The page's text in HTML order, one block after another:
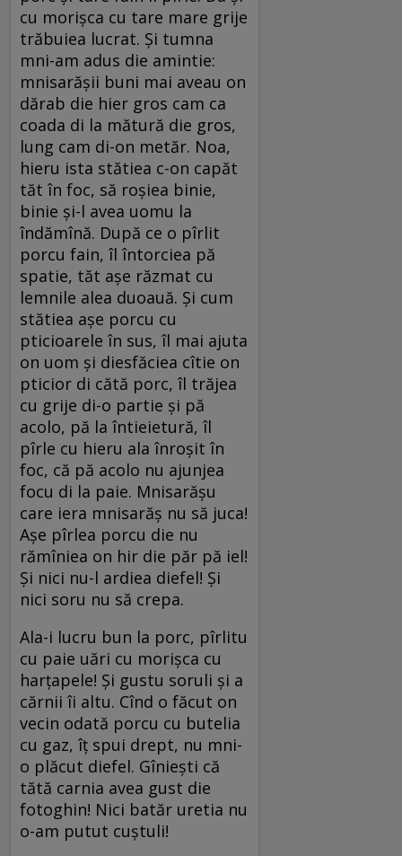
cu morișca cu tare mare grije
trăbuiea lucrat. Și tumna
mni-am adus die amintie:
mnisarășii buni mai aveau on
dărab die hier gros cam ca
coada di la mătură die gros,
lung cam di-on metăr. Noa,
hieru ista stătiea c-on capăt
tăt în foc, să roșiea binie,
binie și-l avea uomu la
îndămînă. După ce o pîrlit
porcu fain, îl întorciea pă
spatie, tăt așe răzmat cu
lemnile alea duoauă. Și cum
stătiea așe porcu cu
pticioarele în sus, îl mai ajuta
on uom și diesfăciea cîtie on
pticior di cătă porc, îl trăjea
cu grije di-o partie și pă
acolo, pă la întieietură, îl
pîrle cu hieru ala înroșit în
foc, că pă acolo nu ajunjea
focu di la paie. Mnisarășu
care iera mnisarăș nu să juca!
Așe pîrlea porcu die nu
rămîniea on hir die păr pă iel!
Și nici nu-l ardiea diefel! Și
nici soru nu să crepa.
Ala-i lucru bun la porc, pîrlitu
cu paie uări cu morișca cu
harțapele! Și gustu soruli și a
cărnii îi altu. Cînd o făcut on
vecin odată porcu cu butelia
cu gaz, îț spui drept, nu mni-
o plăcut diefel. Gîniești că
tătă carnia avea gust die
fotoghin! Nici batăr uretia nu
o-am putut cuștuli!